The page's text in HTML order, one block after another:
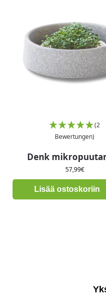
(2
Bewertungen)
Denk
57,99€
Lisää ostoskoriin